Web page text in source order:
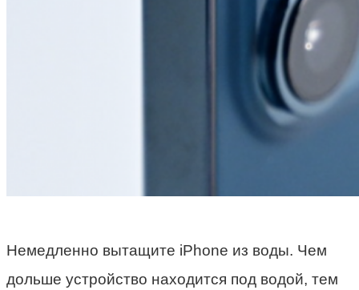
Немедленно вытащите iPhone из воды. Чем
дольше устройство находится под водой, тем